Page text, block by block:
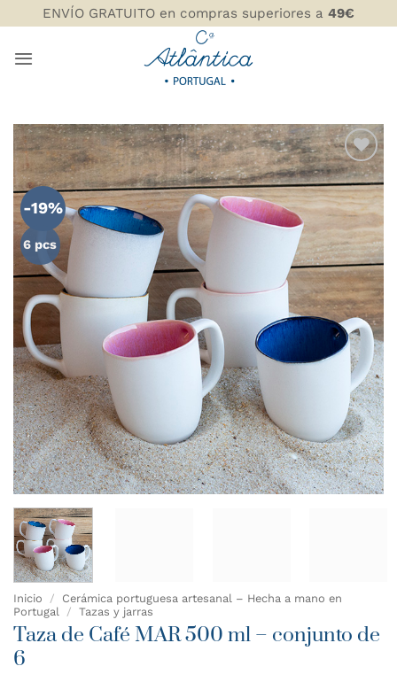
al
contenido
ENVÍO GRATUITO en compras superiores a 49€
-19%
6 pcs
AÑADIR
WISHLIST
Inicio /
Cerámica portuguesa artesanal – Hecha a mano en
Portugal
/ Tazas y jarras
Taza de Café MAR 500 ml – conjunto de
6